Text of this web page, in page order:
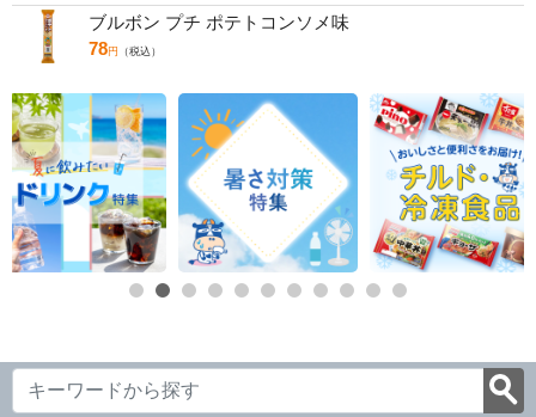
ブルボン プチ ポテトコンソメ味
78円 （税込）